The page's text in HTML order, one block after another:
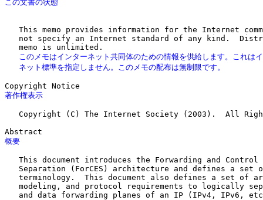
This memo provides information for the Internet
not specify an Internet standard of any kind.
このメモはインターネット共同体のための情報を供給します。これは
   ネット標準を指定しません。このメモの配布は無制限です。
著作権表示
Copyright (C) The Internet Society (2003).  All
概要
This document introduces the Forwarding and Control
Separation (ForCES) architecture and defines a set
terminology.  This document also defines a set of
modeling, and protocol requirements to logically
and data forwarding planes of an IP (IPv4, IPv6,